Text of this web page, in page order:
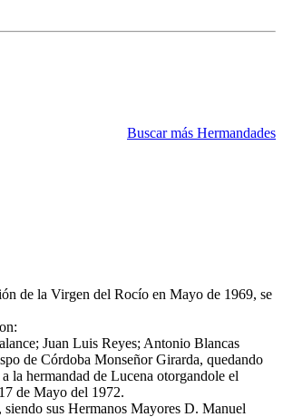
Buscar más Hermandades
de la Virgen del Rocío en Mayo de 1969, se
Juan Luis Reyes; Antonio Blancas
de Córdoba Monseñor Girarda, quedando
la hermandad de Lucena otorgandole el
de Mayo del 1972.
sus Hermanos Mayores D. Manuel